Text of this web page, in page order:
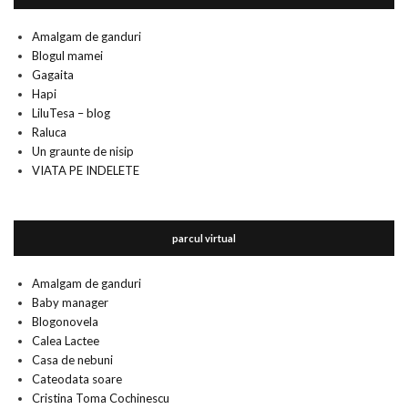
Amalgam de ganduri
Blogul mamei
Gagaita
Hapi
LiluTesa – blog
Raluca
Un graunte de nisip
VIATA PE INDELETE
parcul virtual
Amalgam de ganduri
Baby manager
Blogonovela
Calea Lactee
Casa de nebuni
Cateodata soare
Cristina Toma Cochinescu